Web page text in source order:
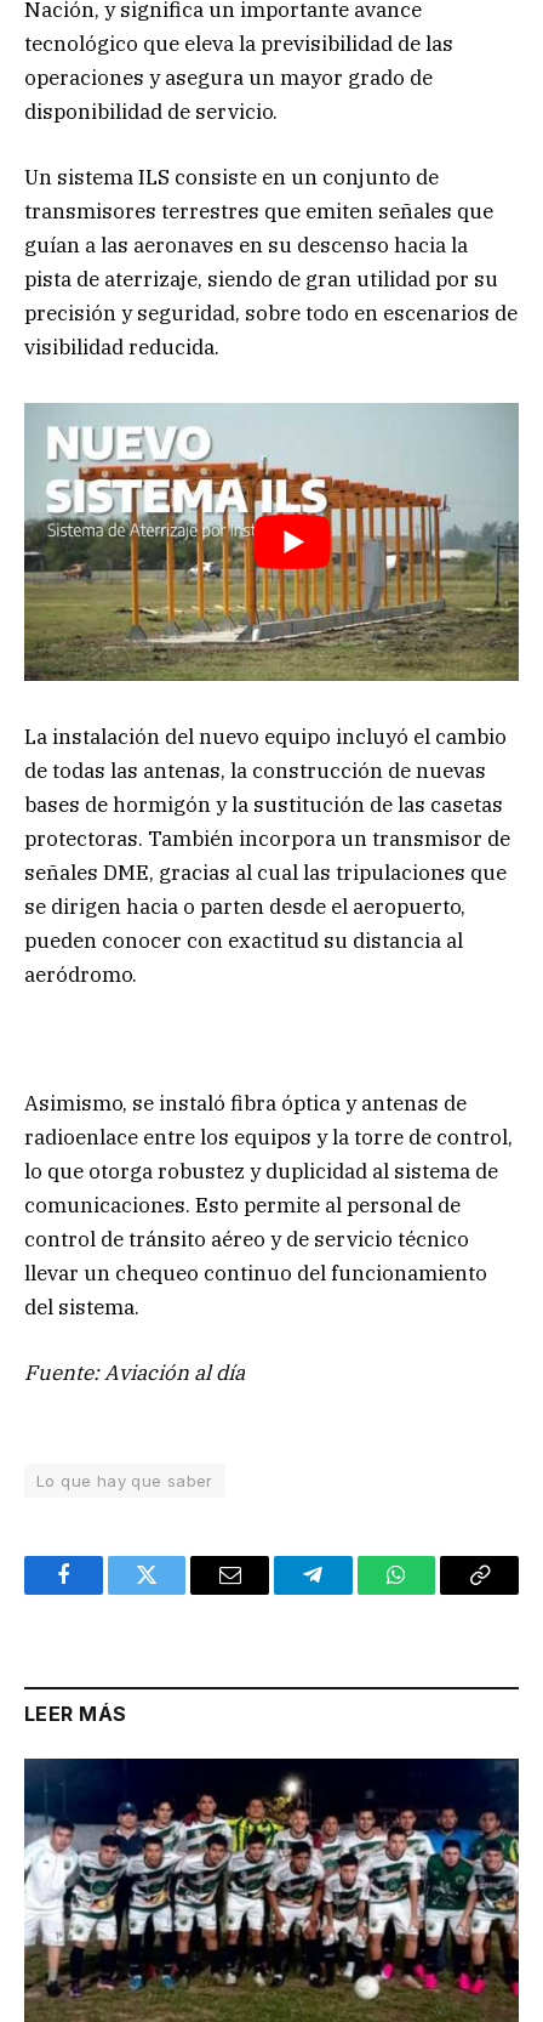
Nación, y significa un importante avance
tecnológico que eleva la previsibilidad de las
operaciones y asegura un mayor grado de
disponibilidad de servicio.
Un sistema ILS consiste en un conjunto de
transmisores terrestres que emiten señales que
guían a las aeronaves en su descenso hacia la
pista de aterrizaje, siendo de gran utilidad por su
precisión y seguridad, sobre todo en escenarios de
visibilidad reducida.
La instalación del nuevo equipo incluyó el cambio
de todas las antenas, la construcción de nuevas
bases de hormigón y la sustitución de las casetas
protectoras. También incorpora un transmisor de
señales DME, gracias al cual las tripulaciones que
se dirigen hacia o parten desde el aeropuerto,
pueden conocer con exactitud su distancia al
aeródromo.
Asimismo, se instaló fibra óptica y antenas de
radioenlace entre los equipos y la torre de control,
lo que otorga robustez y duplicidad al sistema de
comunicaciones. Esto permite al personal de
control de tránsito aéreo y de servicio técnico
llevar un chequeo continuo del funcionamiento
del sistema.
Fuente: Aviación al día
Lo que hay que saber
FacebookTwitter Email TelegramWhatsAppCopy
LEER MÁS